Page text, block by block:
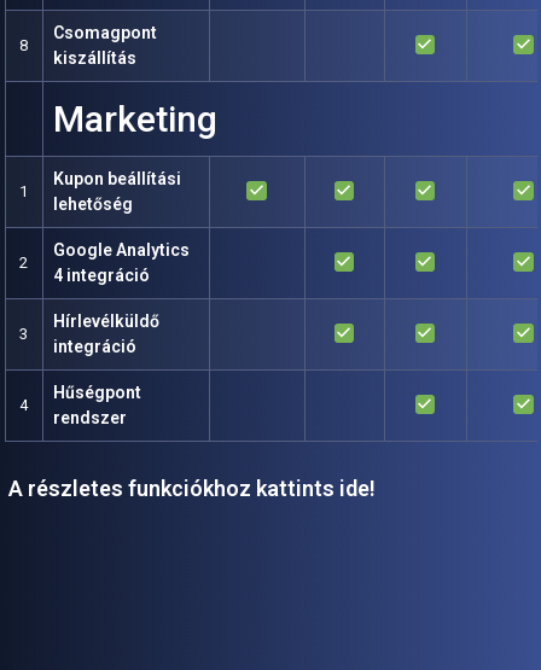
8
Csomagpont
kiszállítás
done done
Marketing
1
Kupon beállítási
lehetőség
done done done done
2
Google Analytics
4 integráció
done done done
3
Hírlevélküldő
integráció
done done done
4
Hűségpont
rendszer
done done
A részletes funkciókhoz kattints ide!